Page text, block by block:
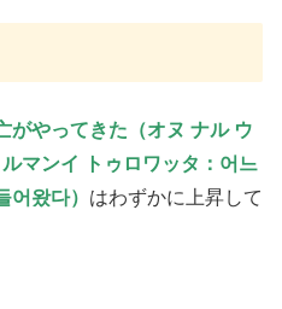
がやってきた（オヌ ナル ウ
マンイ トゥロワッタ ：어느
어왔다） はわずかに上昇して